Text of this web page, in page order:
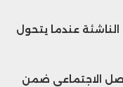
القادمة
الناشئة عندما يتحول
الاجتماعي ضمن